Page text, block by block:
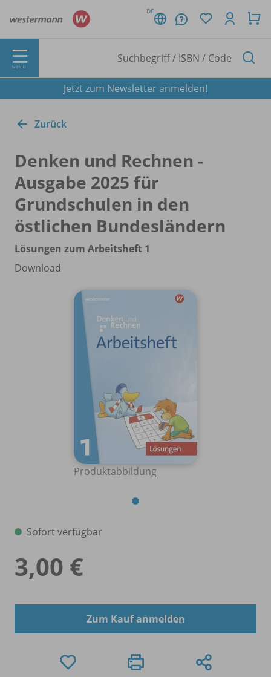
DE
MENÜ
Jetzt zum Newsletter anmelden!
Zurück
Denken und Rechnen -
Ausgabe 2025 für
Grundschulen in den
östlichen Bundesländern
Lösungen zum Arbeitsheft 1
Download
Produktabbildung
Sofort verfügbar
3,00 €
Zum Kauf anmelden